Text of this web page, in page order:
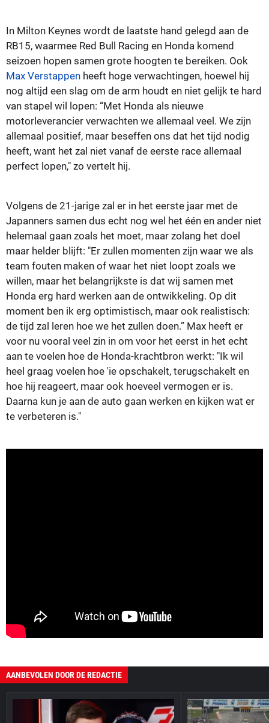
In Milton Keynes wordt de laatste hand gelegd aan de
RB15, waarmee Red Bull Racing en Honda komend
seizoen hopen samen grote hoogten te bereiken. Ook
Max Verstappen heeft hoge verwachtingen, hoewel hij
nog altijd een slag om de arm houdt en niet gelijk te hard
van stapel wil lopen: “Met Honda als nieuwe
motorleverancier verwachten we allemaal veel. We zijn
allemaal positief, maar beseffen ons dat het tijd nodig
heeft, want het zal niet vanaf de eerste race allemaal
perfect lopen," zo vertelt hij.
Volgens de 21-jarige zal er in het eerste jaar met de
Japanners samen dus echt nog wel het één en ander niet
helemaal gaan zoals het moet, maar zolang het doel
maar helder blijft: "Er zullen momenten zijn waar we als
team fouten maken of waar het niet loopt zoals we
willen, maar het belangrijkste is dat wij samen met
Honda erg hard werken aan de ontwikkeling. Op dit
moment ben ik erg optimistisch, maar ook realistisch:
de tijd zal leren hoe we het zullen doen.” Max heeft er
voor nu vooral veel zin in om voor het eerst in het echt
aan te voelen hoe de Honda-krachtbron werkt: "Ik wil
heel graag voelen hoe 'ie opschakelt, terugschakelt en
hoe hij reageert, maar ook hoeveel vermogen er is.
Daarna kun je aan de auto gaan werken en kijken wat er
te verbeteren is."
AANBEVOLEN DOOR DE REDACTIE